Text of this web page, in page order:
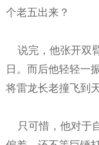
个老五出来？
说完，他张开双
日。而后他轻轻一
将雷龙长老撞飞到
只可惜，他对于